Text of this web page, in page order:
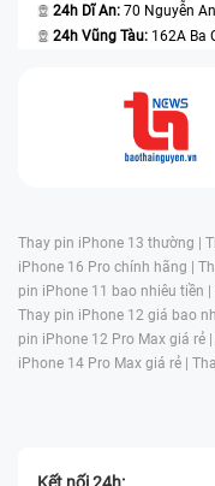
24h Dĩ An: 70 Nguyễn
24h Vũng Tàu: 162A Ba
Thay pin iPhone 13 thường |
iPhone 16 Pro chính hãng |
pin iPhone 11 bao nhiêu tiền |
Thay pin iPhone 12 giá bao
pin iPhone 12 Pro Max giá rẻ |
iPhone 14 Pro Max giá rẻ |